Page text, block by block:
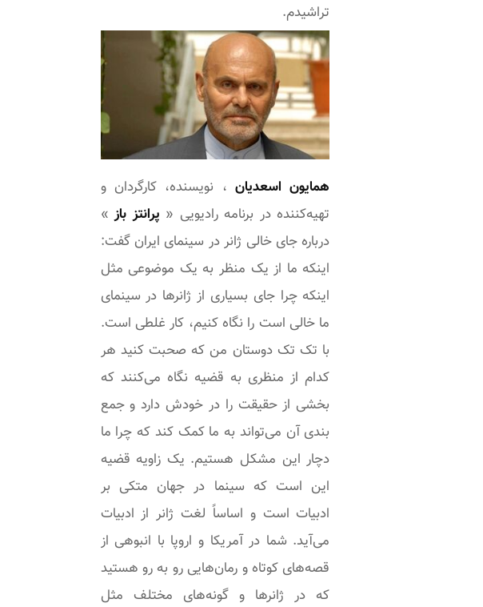
تراشیدم.
همایون اسعدیان ، نویسنده، کارگردان و
تهیه‌کننده در برنامه رادیویی « پرانتز باز »
درباره جای خالی ژانر در سینمای ایران گفت:
اینکه ما از یک منظر به یک موضوعی مثل
اینکه چرا جای بسیاری از ژانر‌ها در سینمای
ما خالی است را نگاه کنیم، کار غلطی است.
با تک تک دوستان من که صحبت کنید هر
کدام از منظری به قضیه نگاه می‌کنند که
بخشی از حقیقت را در خودش دارد و جمع
بندی آن می‌تواند به ما کمک کند که چرا ما
دچار این مشکل هستیم. یک زاویه قضیه
این است که سینما در جهان متکی بر
ادبیات است و اساساً لغت ژانر از ادبیات
می‌آید. شما در آمریکا و اروپا با انبوهی از
قصه‌های کوتاه و رمان‌هایی رو به رو هستید
که در ژانر‌ها و گونه‌های مختلف مثل